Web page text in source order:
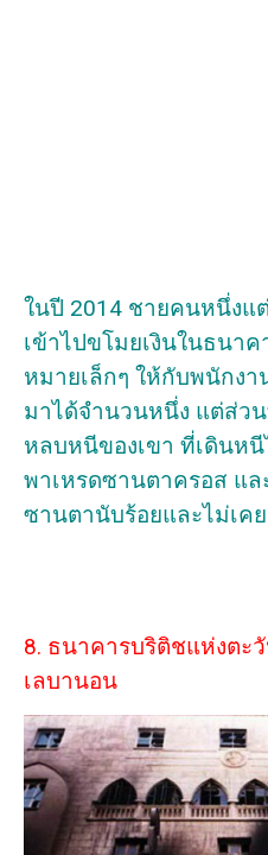
ในปี 2014 ชายคนหนึ่งแ
เข้าไปขโมยเงินในธนา
หมายเล็กๆ ให้กับพนักง
มาได้จำนวนหนึ่ง แต่ส่ว
หลบหนีของเขา ที่เดินห
พาเหรดซานตาครอส แล
ซานตานับร้อยและไม่เค
8. ธนาคารบริติชแห่งตะ
เลบานอน